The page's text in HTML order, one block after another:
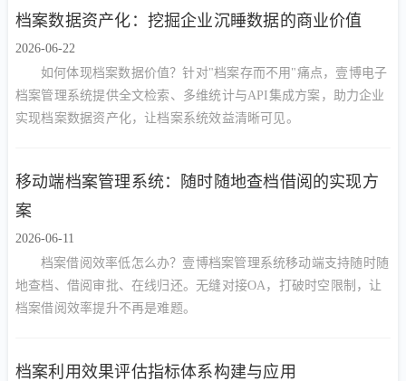
档案数据资产化：挖掘企业沉睡数据的商业价值
2026-06-22
如何体现档案数据价值？针对"档案存而不用"痛点，壹博电子
档案管理系统提供全文检索、多维统计与API集成方案，助力企业
实现档案数据资产化，让档案系统效益清晰可见。
移动端档案管理系统：随时随地查档借阅的实现方
案
2026-06-11
档案借阅效率低怎么办？壹博档案管理系统移动端支持随时随
地查档、借阅审批、在线归还。无缝对接OA，打破时空限制，让
档案借阅效率提升不再是难题。
档案利用效果评估指标体系构建与应用